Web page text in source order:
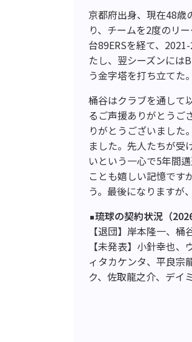
京都府出身、現在48歳
り、チームを2度のリ
台89ERSを経て、
たし、翌シーズンには
う金字塔を打ち立てた。
桶谷はクラブを通して
るご声援ありがとうご
りがとうございました
ました。先人たちが受
いという一心で5年間
ことも嬉しい記憶です
う。最後になりますが
琉球の契約状況（
【退団】岸本隆一、桶
【未発表】小針幸也
ィタカケンタ、平良宗
ク、佐取龍之介、デイ